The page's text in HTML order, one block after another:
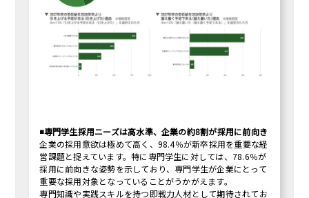
◾️専門学生採用ニーズは高水準、企業の約8割が採用に前向き
企業の採用意欲は極めて高く、98.4％が新卒採用を重要な経
営課題と捉えています。特に専門学生に対しては、78.6％が
採用に前向きな姿勢を示しており、専門学生が企業にとって
重要な採用対象となっていることがうかがえます。
専門知識や実践スキルを持つ即戦力人材として期待されてお